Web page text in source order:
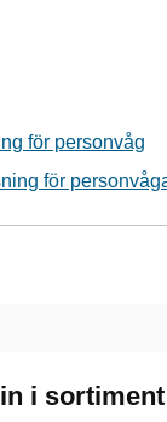
för personvåg
för
i sortiment